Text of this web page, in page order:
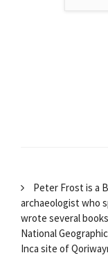
Peter Frost is a
archaeologist who
wrote several
National
Inca site of